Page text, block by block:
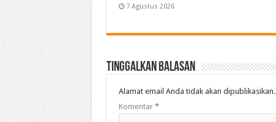
7 Agustus 2026
Tinggalkan Balasan
Alamat email Anda tidak akan dipublikasikan.
Komentar *